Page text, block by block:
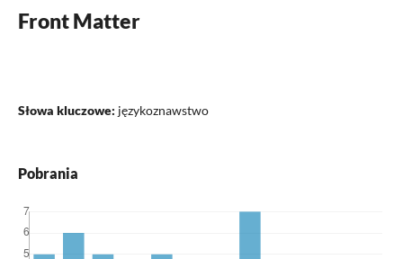
Front Matter
Słowa kluczowe: językoznawstwo
Pobrania